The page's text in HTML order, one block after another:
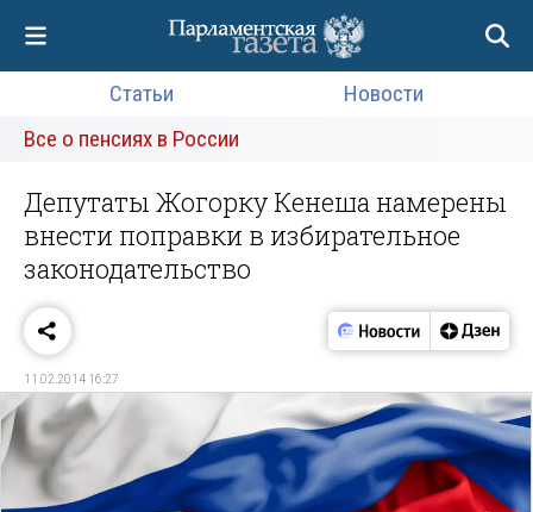
Статьи
Новости
Все о пенсиях в России
Депутаты Жогорку Кенеша намерены
внести поправки в избирательное
законодательство
11.02.2014 16:27